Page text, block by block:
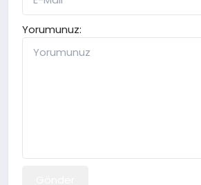
Yorumunuz: